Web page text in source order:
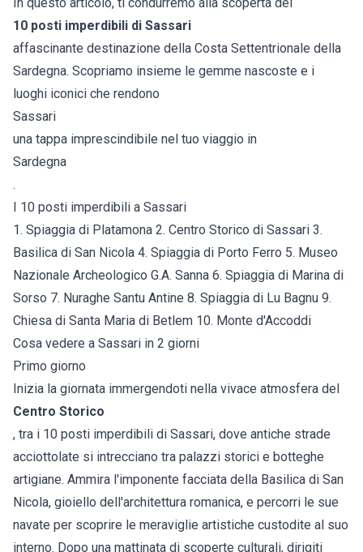
In questo articolo, ti condurremo alla scoperta dei
10 posti imperdibili di Sassari
affascinante destinazione della Costa Settentrionale della
Sardegna. Scopriamo insieme le gemme nascoste e i
luoghi iconici che rendono
Sassari
una tappa imprescindibile nel tuo viaggio in
Sardegna
.
I 10 posti imperdibili a Sassari
1. Spiaggia di Platamona 2. Centro Storico di Sassari 3.
Basilica di San Nicola 4. Spiaggia di Porto Ferro 5. Museo
Nazionale Archeologico G.A. Sanna 6. Spiaggia di Marina di
Sorso 7. Nuraghe Santu Antine 8. Spiaggia di Lu Bagnu 9.
Chiesa di Santa Maria di Betlem 10. Monte d'Accoddi
Cosa vedere a Sassari in 2 giorni
Primo giorno
Inizia la giornata immergendoti nella vivace atmosfera del
Centro Storico
, tra i 10 posti imperdibili di Sassari, dove antiche strade
acciottolate si intrecciano tra palazzi storici e botteghe
artigiane. Ammira l'imponente facciata della Basilica di San
Nicola, gioiello dell'architettura romanica, e percorri le sue
navate per scoprire le meraviglie artistiche custodite al suo
interno. Dopo una mattinata di scoperte culturali, dirigiti